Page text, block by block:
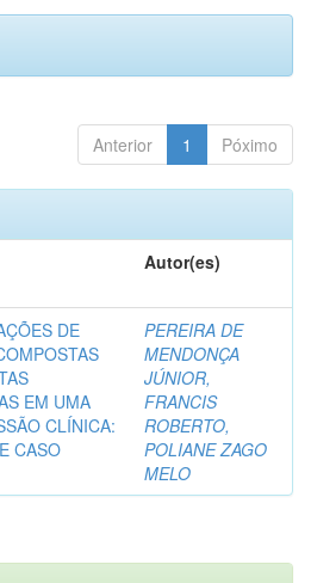
Anterior 1 Póximo
Autor(es)
DE
EM UMA
CLÍNICA:
CASO
PEREIRA DE
MENDONÇA
JÚNIOR,
FRANCIS
ROBERTO,
POLIANE ZAGO
MELO